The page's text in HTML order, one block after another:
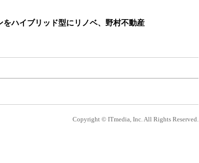
をハイブリッド型にリノベ、野村不動産
Copyright © ITmedia, Inc. All Rights Reserved.